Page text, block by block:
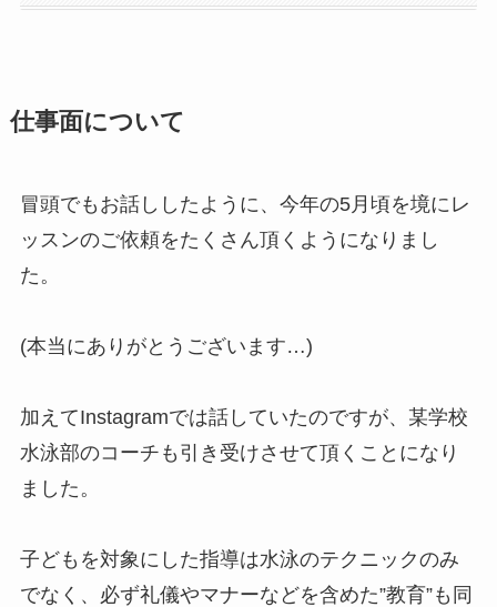
仕事面について
冒頭でもお話ししたように、今年の5月頃を境にレ
ッスンのご依頼をたくさん頂くようになりまし
た。
(本当にありがとうございます…)
加えてInstagramでは話していたのですが、某学校
水泳部のコーチも引き受けさせて頂くことになり
ました。
子どもを対象にした指導は水泳のテクニックのみ
でなく、必ず礼儀やマナーなどを含めた”教育”も同